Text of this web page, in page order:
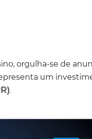
orgulha-se de
um
.